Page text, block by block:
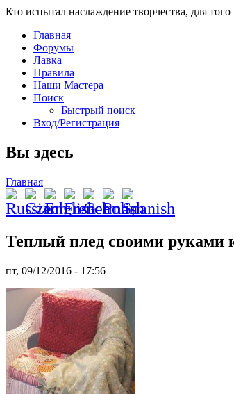
Кто испытал наслаждение творчества, для
Главная
Форумы
Лавка
Правила
Наши Мастера
Поиск
Быстрый поиск
Вход/Регистрация
Вы здесь
Главная
Теплый плед своими руками
пт, 09/12/2016 - 17:56